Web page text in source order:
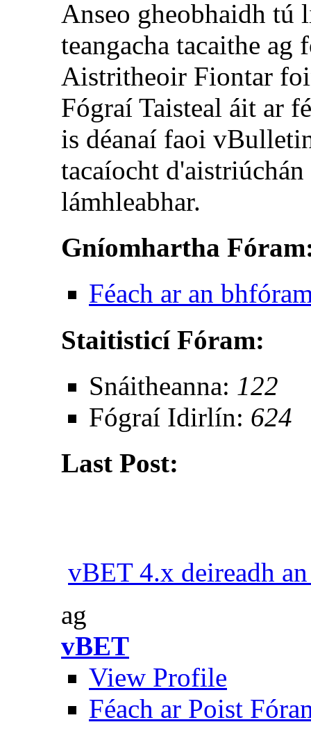
Anseo gheobhaidh tú
teangacha tacaithe
Aistritheoir Fiontar
Fógraí Taisteal áit ar
is déanaí faoi
tacaíocht
lámhleabhar.
Gníomhartha
Féach ar an
Staitisticí Fóram:
Snáitheanna: 122
Fógraí Idirlín: 624
Last Post:
vBET 4.x deireadh
ag
vBET
View Profile
Féach ar Poist